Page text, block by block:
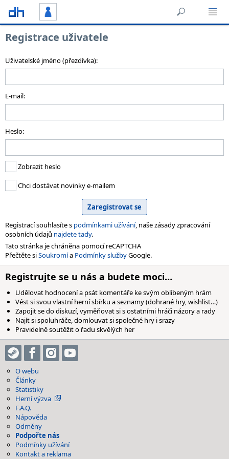
Registrace uživatele
Uživatelské jméno (přezdívka):
E-mail:
Heslo:
Zobrazit heslo
Chci dostávat novinky e-mailem
Registrací souhlasíte s podmínkami užívání, naše zásady zpracování
osobních údajů najdete tady.
Tato stránka je chráněna pomocí reCAPTCHA
Přečtěte siSoukromía Podmínky službyGoogle.
Registrujte se u nás a budete moci…
Udělovat hodnocení a psát komentáře ke svým oblíbeným hrám
Vést si svou vlastní herní sbírku a seznamy (dohrané hry, wishlist…)
Zapojit se do diskuzí, vyměňovat si s ostatními hráči názory a rady
Najít si spoluhráče, domlouvat si společné hry i srazy
Pravidelně soutěžit o řadu skvělých her
O webu
Články
Statistiky
Herní výzva
F.A.Q.
Nápověda
Odměny
Podpořte nás
Podmínky užívání
Kontakt a reklama